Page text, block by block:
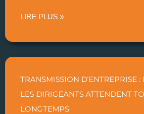
LIRE PLUS »
TRANSMISSION D’ENTREPRISE
LES DIRIGEANTS ATTENDENT
LONGTEMPS